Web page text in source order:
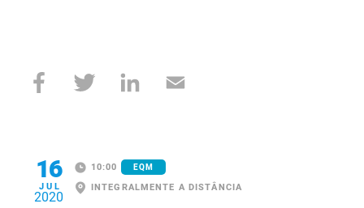
16
JUL
2020
10:00 EQM
INTEGRALMENTE A DISTÂNCIA